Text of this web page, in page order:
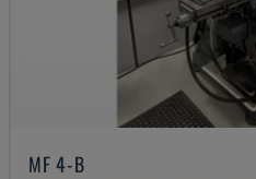
MF 4-B